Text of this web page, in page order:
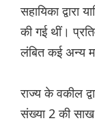
सहायिका
की गई थीं।
लंबित कई अन्य
राज्य के वकील
संख्या 2 की